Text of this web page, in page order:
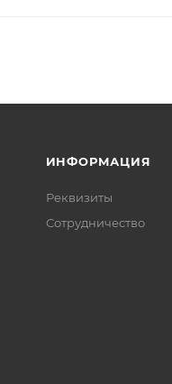
ИНФОРМАЦИЯ
Реквизиты
Сотрудничество